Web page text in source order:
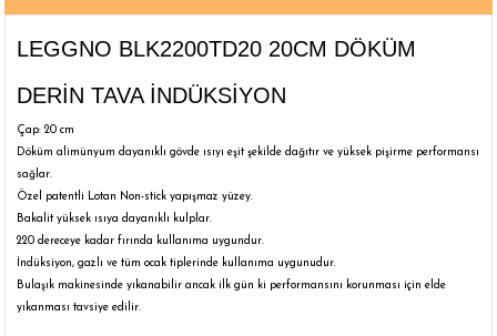
LEGGNO BLK2200TD20 20CM DÖKÜM
DERİN TAVA İNDÜKSİYON
Çap: 20 cm
Döküm alimünyum dayanıklı gövde ısıyı eşit şekilde dağıtır ve yüksek pişirme performansı
sağlar.
Özel patentli Lotan Non-stick yapışmaz yüzey.
Bakalit yüksek ısıya dayanıklı kulplar.
220 dereceye kadar fırında kullanıma uygundur.
İndüksiyon, gazlı ve tüm ocak tiplerinde kullanıma uygunudur.
Bulaşık makinesinde yıkanabilir ancak ilk gün ki performansını korunması için elde
yıkanması tavsiye edilir.